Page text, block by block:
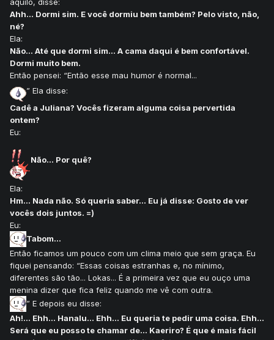
aquilo, disse:
Ahh... Dormi sim. E você dormiu bem também? Pelo visto, não,
né?
Ela:
Não... Até que dormi sim... A cama daqui é bem confortável.
Dormi muito bem.
Então pensei: “Então esse mau humor é normal...
” Ela disse:
Cadê a Juliana? Vocês fizeram alguma coisa pervertida
ontem?
Eu:
Não... Por quê?
Ela:
Hm... Nada não. Só queria saber... Eu já disse: Gosto de ver
vocês dois juntos. =)
Eu:
Tabom...
Então ficamos um pouco com um clima meio que sem graça. Eu
fiquei pensando: “Essas coisas estranhas e, no mínimo,
diferentes são tão... Lokas... É a primeira vez que eu ouço uma
menina dizer que fica feliz quando me vê com outra.
” E depois eu disse:
Ah!... Ehh... Hanalu... Ehh... Eu queria te pedir uma coisa. Ehh...
Será que eu posso te chamar de... Kaeriro? É que é mais fácil